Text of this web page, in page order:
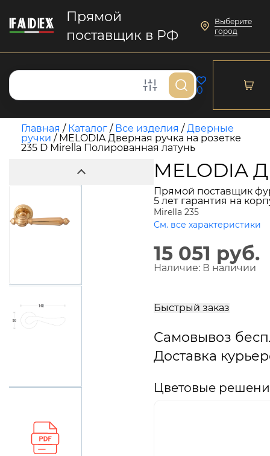
Прямой
поставщик в РФ
Выберите
город
0
Главная / Каталог / Все изделия /Дверные
ручки / MELODIA Дверная ручка на розетке
235 D Mirella Полированная латунь
MELODIA
Прямой поставщик
5 лет гарантия на
Mirella 235
См. все характеристики
15 051 руб.
Наличие: В наличии
Быстрый заказ
Самовывоз
Доставка
Цветовые